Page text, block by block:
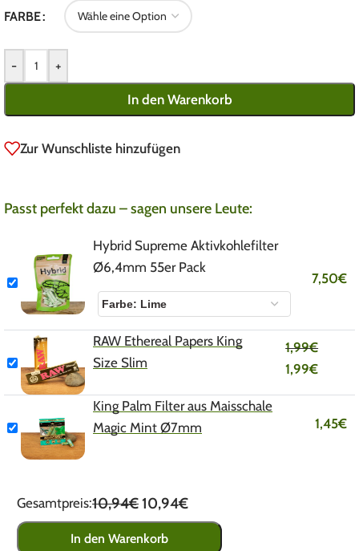
FARBE
- +
In den Warenkorb
Zur Wunschliste hinzufügen
Passt perfekt dazu – sagen unsere Leute:
Hybrid Supreme Aktivkohlefilter
Ø6,4mm 55er Pack
7,50€
RAW Ethereal Papers King
Size Slim
1,99€
1,99€
King Palm Filter aus Maisschale
Magic Mint Ø7mm
1,45€
Gesamtpreis:10,94€10,94€
In den Warenkorb